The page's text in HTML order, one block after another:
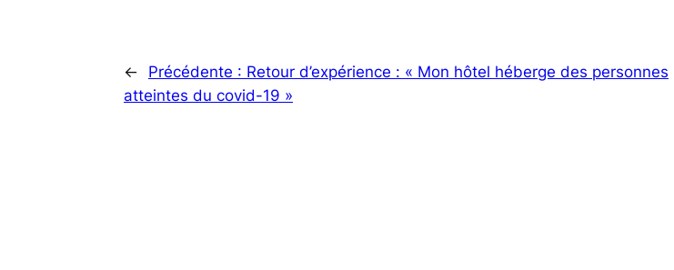
← Précédente : Retour d’expérience : « Mon hôtel héberge des personnes
atteintes du covid-19 »